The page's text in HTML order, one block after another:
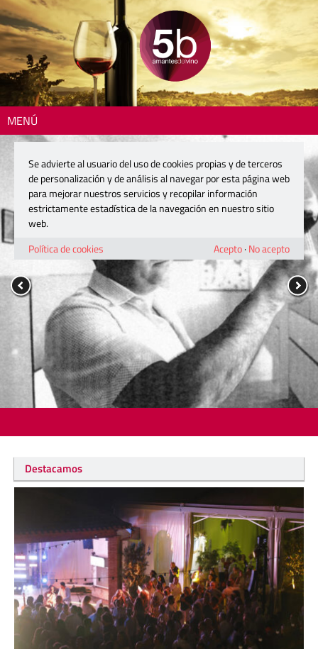
MENÚ
Destacamos
Se advierte al usuario del uso de cookies propias y de terceros
de personalización y de análisis al navegar por esta página web
para mejorar nuestros servicios y recopilar información
estrictamente estadística de la navegación en nuestro sitio
web.
Política de cookies
Acepto· No acepto